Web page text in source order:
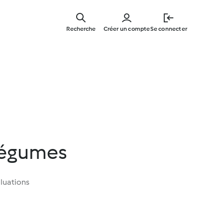
main
Créer un compteSe connecter
Recherche